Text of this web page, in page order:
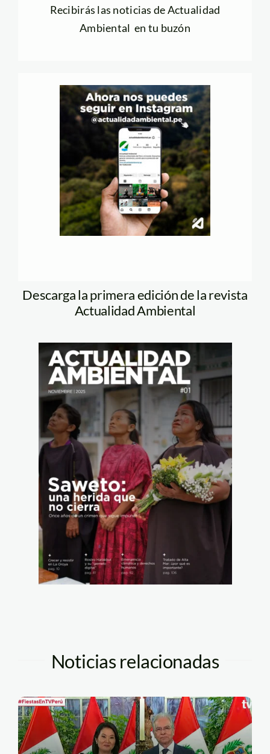
Recibirás las noticias de Actualidad
Ambiental en tu buzón
Descarga la primera edición de la revista
Actualidad Ambiental
Noticias relacionadas